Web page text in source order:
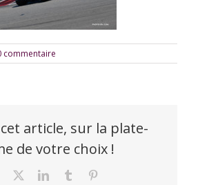
commentaire
article, sur la plate-
de votre choix !
Facebook LinkedInTumblr